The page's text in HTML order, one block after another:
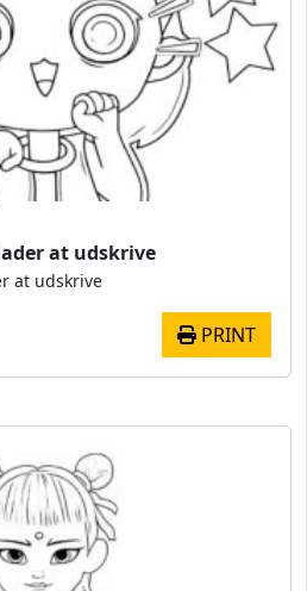
at udskrive
at udskrive
PRINT